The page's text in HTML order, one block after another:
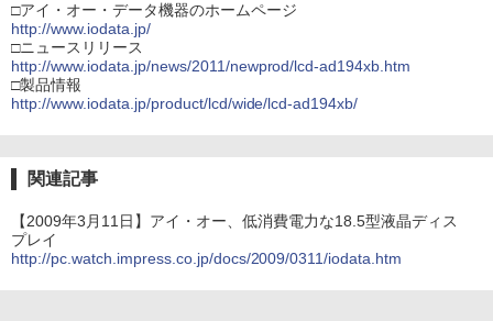
□アイ・オー・データ機器のホームページ
http://www.iodata.jp/
□ニュースリリース
http://www.iodata.jp/news/2011/newprod/lcd-ad194xb.htm
□製品情報
http://www.iodata.jp/product/lcd/wide/lcd-ad194xb/
関連記事
【2009年3月11日】アイ・オー、低消費電力な18.5型液晶ディス
プレイ
http://pc.watch.impress.co.jp/docs/2009/0311/iodata.htm